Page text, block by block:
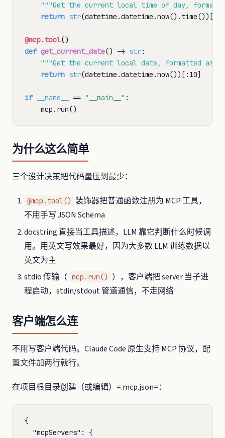
"""Get the current local time of day,
return str(datetime.datetime.now().time())[:8]
@mcp.tool
def get_current_date() -> str:
"""Get the current local date, formatted as
return str(datetime.datetime.now())[:10]
if __name__ == "__main__" :
为什么这么简单
三个设计决策把代码量压到最少：
@mcp.tool() 装饰器把普通函数注册为 MCP 工具，
不用手写 JSON Schema
docstring 直接当工具描述，LLM 靠它判断什么时候调
用。用英文写效果最好，因为大多数 LLM 训练数据以
英文为主
stdio 传输（ mcp.run()
），客户端把 server 当子进
程启动，stdin/stdout 管道通信，不走网络
客户端怎么连
不用写客户端代码。Claude Code 原生支持 MCP 协议，配
置文件加两行就行。
在项目根目录创建（或编辑）=.mcp.json=：
{
  "mcpServers": {